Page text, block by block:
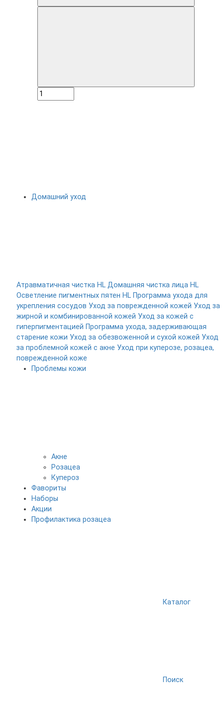
Домашний уход
Атравматичная чистка HL Домашняя чистка лица HL
Осветление пигментных пятен HL Программа ухода для
укрепления сосудов Уход за поврежденной кожей Уход за
жирной и комбинированной кожей Уход за кожей с
гиперпигментацией Программа ухода, задерживающая
старение кожи Уход за обезвоженной и сухой кожей Уход
за проблемной кожей с акне Уход при куперозе, розацеа,
поврежденной коже
Проблемы кожи
Акне
Розацеа
Купероз
Фавориты
Наборы
Акции
Профилактика розацеа
Каталог
Поиск